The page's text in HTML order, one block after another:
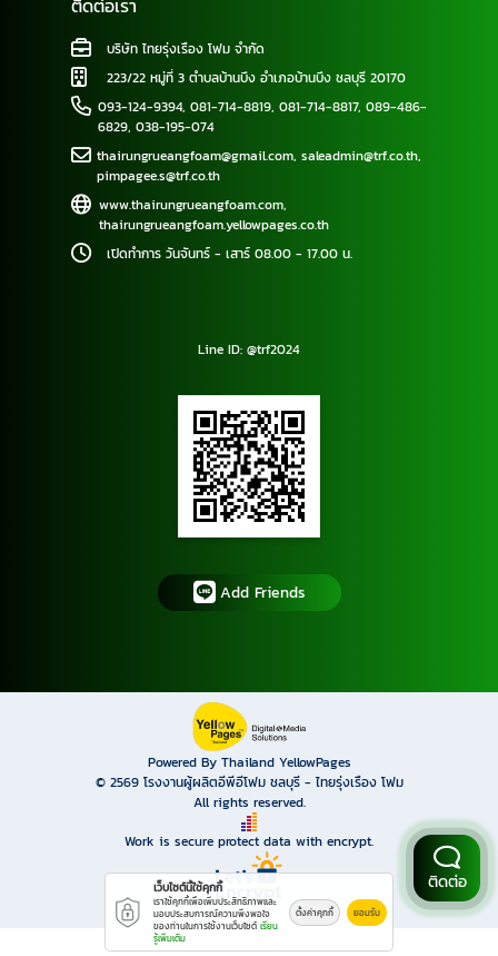
ติดต่อเรา
บริษัท ไทยรุ่งเรือง โฟม จำกัด
223/22 หมู่ที่ 3 ตำบลบ้านบึง อำเภอบ้านบึง ชลบุรี 20170
093-124-9394, 081-714-8819, 081-714-8817, 089-486-
6829, 038-195-074
thairungrueangfoam@gmail.com,saleadmin@trf.co.th,
pimpagee.s@trf.co.th
www.thairungrueangfoam.com,
thairungrueangfoam.yellowpages.co.th
เปิดทำการ วันจันทร์ - เสาร์ 08.00 - 17.00 น.
Line ID: @trf2024
Add Friends
Powered By Thailand YellowPages
© 2569 โรงงานผู้ผลิตอีพีอีโฟม ชลบุรี - ไทยรุ่งเรือง โฟม
All rights reserved.
Work is secure protect data with encrypt.
ติดต่อ
เว็บไซต์นี้ใช้คุกกี้
เราใช้คุกกี้เพื่อเพิ่มประสิทธิภาพและ
มอบประสบการณ์ความพึงพอใจ
ของท่านในการใช้งานเว็บไซต์ เรียน
รู้เพิ่มเติม
ตั้งค่าคุกกี้ ยอมรับ